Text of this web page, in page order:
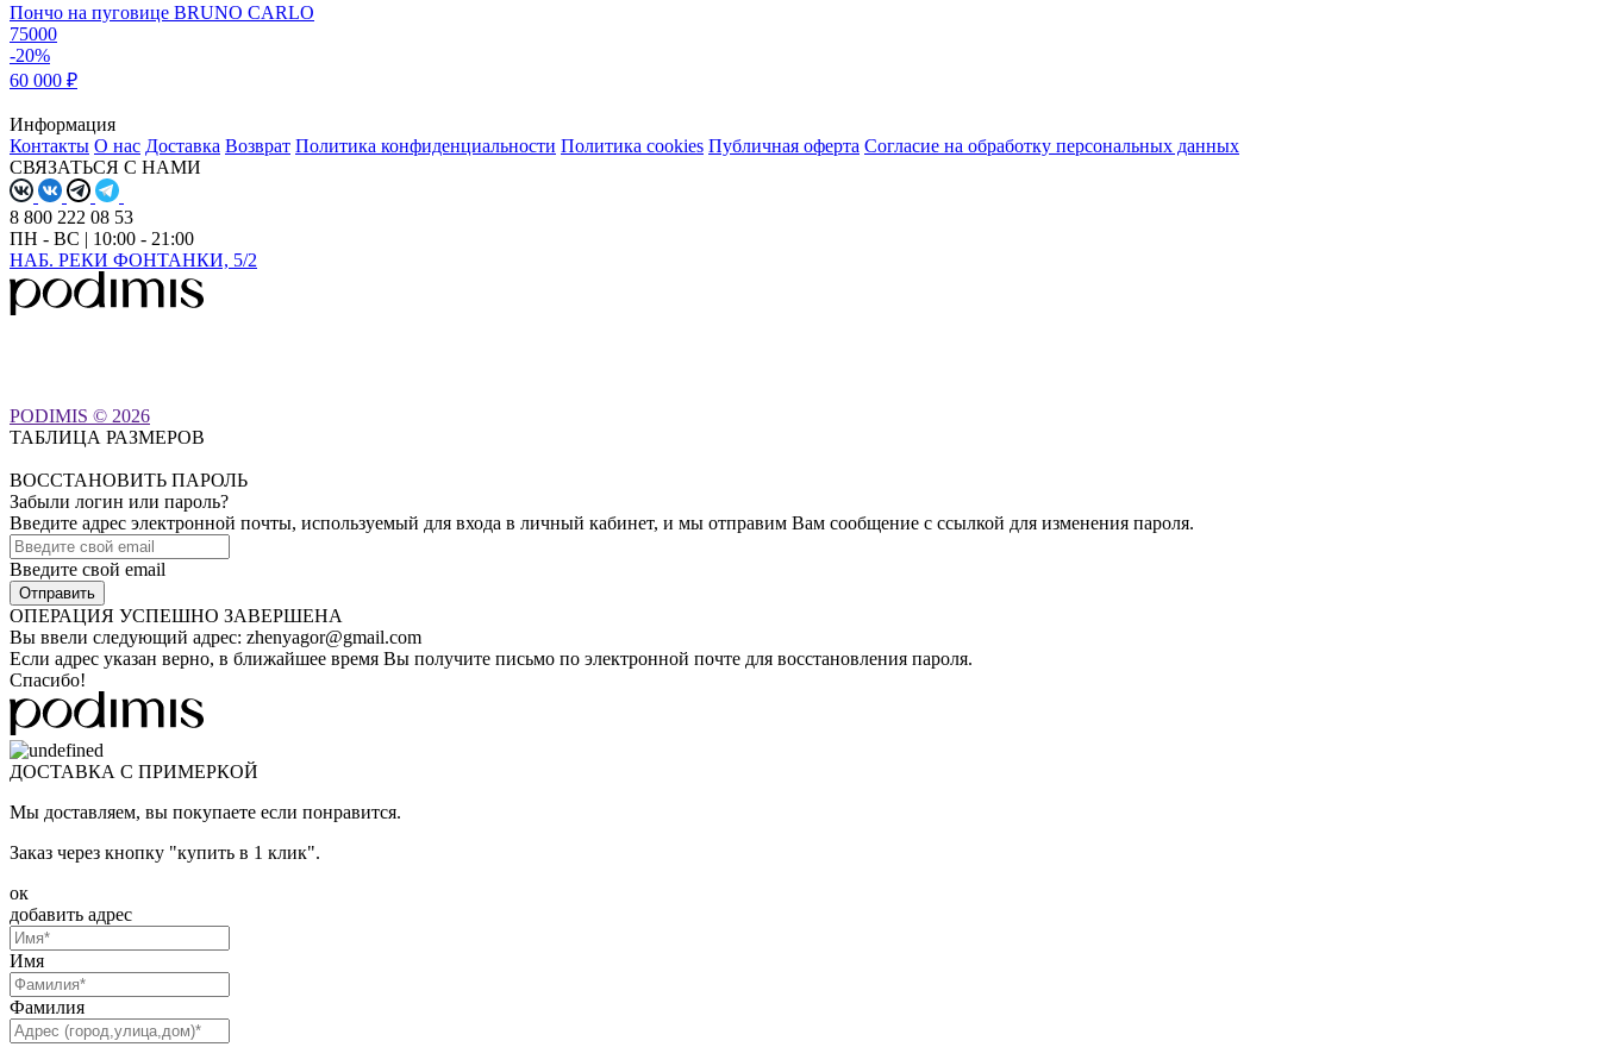
Пончо на пуговице BRUNO CARLO
75000
-20%
60 000 ₽
Информация
Контакты О нас Доставка Возврат Политика конфиденциальности Политика cookies Публичная оферта Согласие на обработку персональных данных
СВЯЗАТЬСЯ С НАМИ
8 800 222 08 53
ПН - ВС | 10:00 - 21:00
НАБ. РЕКИ ФОНТАНКИ, 5/2
PODIMIS © 2026
ТАБЛИЦА РАЗМЕРОВ
ВОССТАНОВИТЬ ПАРОЛЬ
Забыли логин или пароль?
Введите адрес электронной почты, используемый для входа в личный кабинет, и мы отправим Вам сообщение с ссылкой для изменения пароля.
Введите свой email
ОПЕРАЦИЯ УСПЕШНО ЗАВЕРШЕНА
Вы ввели следующий адрес: zhenyagor@gmail.com
Если адрес указан верно, в ближайшее время Вы получите письмо по электронной почте для восстановления пароля.
Спасибо!
ДОСТАВКА С ПРИМЕРКОЙ
Мы доставляем, вы покупаете если понравится.
Заказ через кнопку "купить в 1 клик".
ок
добавить адрес
Имя
Фамилия